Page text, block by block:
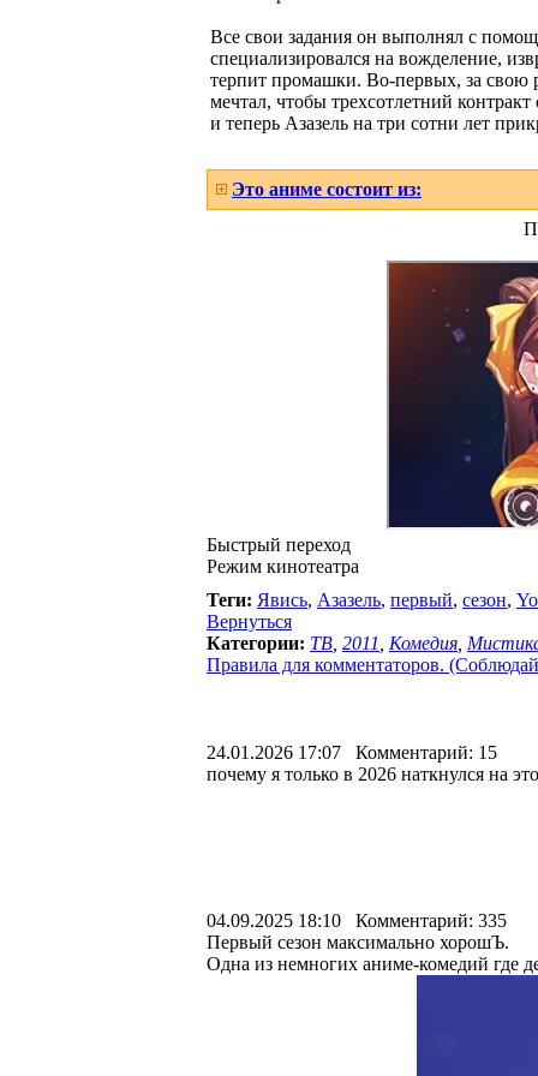
Все свои задания он выполнял с
специализировался на вожделение,
терпит промашки. Во-первых, за свою
мечтал, чтобы трехсотлетний
и теперь Азазель на три сотни лет
Это аниме состоит из:
Быстрый переход
Режим кинотеатра
Теги: Явись, Азазель, первый, сезон,
Вернуться
Категории: ТВ 2011 Комедия
Правила для комментаторов.
24.01.2026 17:07 Комментарий: 15
почему я только в 2026 наткнулся на
04.09.2025 18:10 Комментарий: 335
Первый сезон максимально хорошЪ.
Одна из немногих аниме-комедий где